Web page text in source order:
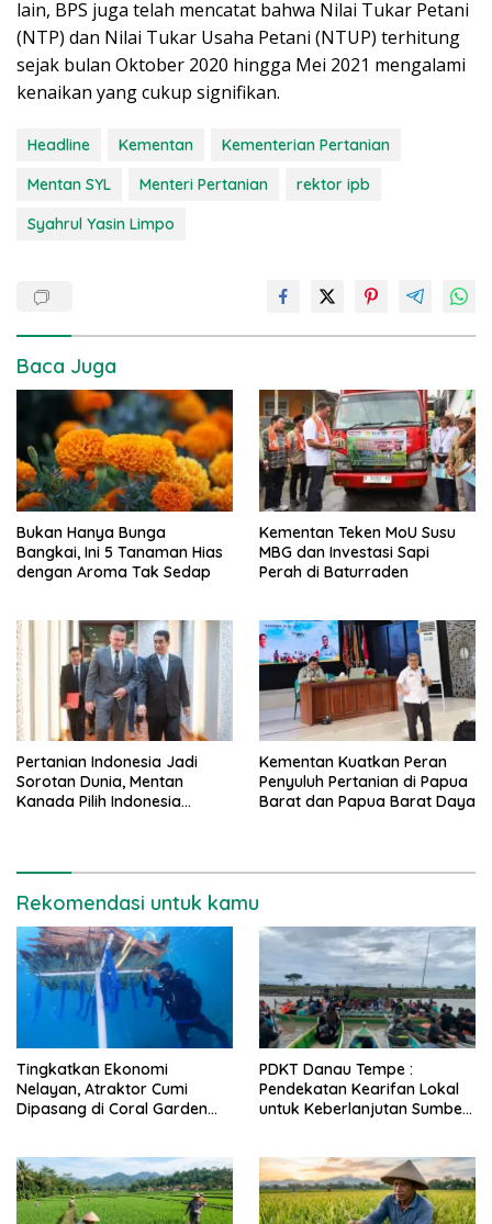
lain, BPS juga telah mencatat bahwa Nilai Tukar Petani
(NTP) dan Nilai Tukar Usaha Petani (NTUP) terhitung
sejak bulan Oktober 2020 hingga Mei 2021 mengalami
kenaikan yang cukup signifikan.
Headline Kementan
Kementerian Pertanian
Mentan SYL
Menteri Pertanian
rektor ipb
Syahrul Yasin Limpo
Baca Juga
Bukan Hanya Bunga
Bangkai, Ini 5 Tanaman Hias
dengan Aroma Tak Sedap
Kementan Teken MoU Susu
MBG dan Investasi Sapi
Perah di Baturraden
Pertanian Indonesia Jadi
Sorotan Dunia, Mentan
Kanada Pilih Indonesia
Kementan Kuatkan Peran
Penyuluh Pertanian di Papua
Barat dan Papua Barat Daya
Rekomendasi untuk kamu
Tingkatkan Ekonomi
Nelayan, Atraktor Cumi
Dipasang di Coral Garden
PDKT Danau Tempe :
Pendekatan Kearifan Lokal
untuk Keberlanjutan Sumber